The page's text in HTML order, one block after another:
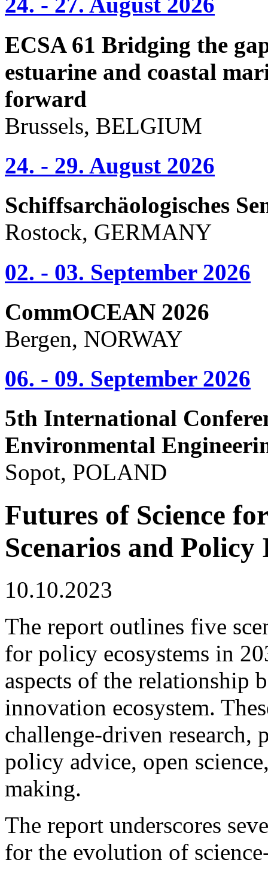
ECSA 61 Bridging the
estuarine and coastal
forward
Brussels, BELGIUM
24. - 29. August 2026
Schiffsarchäologisches
Rostock, GERMANY
02. - 03. September 2026
CommOCEAN 2026
Bergen, NORWAY
06. - 09. September 2026
5th International
Environmental
Sopot, POLAND
Futures of Science
Scenarios and
10.10.2023
The report outlines five
for policy ecosystems in
aspects of the relationship
innovation ecosystem.
challenge-driven research,
policy advice, open
making.
The report underscores
for the evolution of